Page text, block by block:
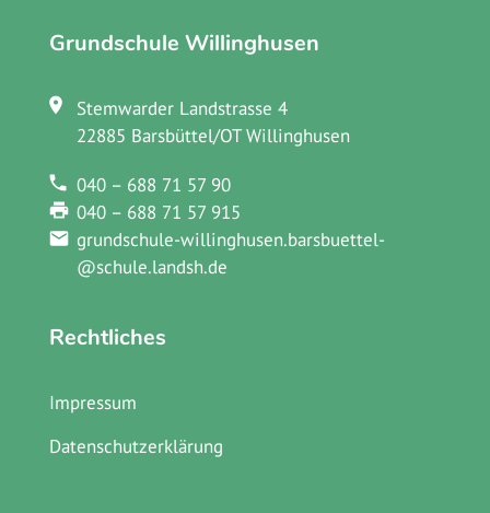
Grundschule Willinghusen
Stemwarder Landstrasse 4
22885 Barsbüttel/OT Willinghusen
040 – 688 71 57 90
040 – 688 71 57 915
grundschule-willinghusen.barsbuettel­
@schule.landsh.de
Rechtliches
Impressum
Datenschutzerklärung